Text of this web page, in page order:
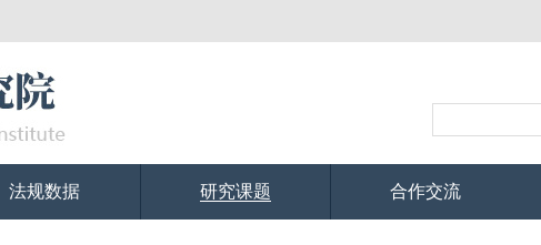
法规数据 研究课题 合作交流